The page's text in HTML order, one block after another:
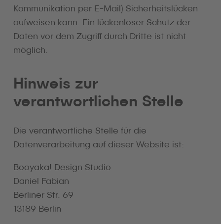
Kommunikation per E-Mail) Sicherheitslücken
aufweisen kann. Ein lückenloser Schutz der
Daten vor dem Zugriff durch Dritte ist nicht
möglich.
Hinweis zur
verantwortlichen Stelle
Die verantwortliche Stelle für die
Datenverarbeitung auf dieser Website ist:
Booyaka! Design Studio
Daniel Fabian
Berliner Str. 69
13189 Berlin